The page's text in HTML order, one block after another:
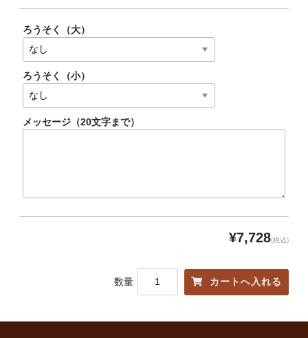
ろうそく（大）
ろうそく（小）
メッセージ（20文字まで）
¥7,728(税込)
数量